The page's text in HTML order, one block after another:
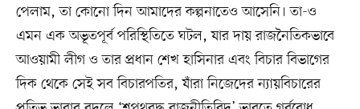
পেলাম, তা কোনো দিন আমাদের কল্পনাতেও আসেনি। তা-ও
এমন এক অভূতপূর্ব পরিস্থিতিতে ঘটল, যার দায় রাজনৈতিকভাবে
আওয়ামী লীগ ও তার প্রধান শেখ হাসিনার এবং বিচার বিভাগের
দিক থেকে সেই সব বিচারপতির, যাঁরা নিজেদের ন্যায়বিচারের